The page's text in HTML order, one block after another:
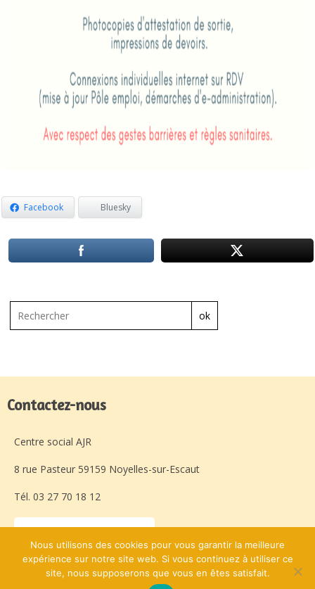
Facebook Bluesky
ok
Contactez-nous
Centre social AJR
8 rue Pasteur 59159 Noyelles-sur-Escaut
Tél. 03 27 70 18 12
Laissez-nous un message
Nous utilisons des cookies pour vous garantir la meilleure
expérience sur notre site web. Si vous continuez à utiliser ce
site, nous supposerons que vous en êtes satisfait.